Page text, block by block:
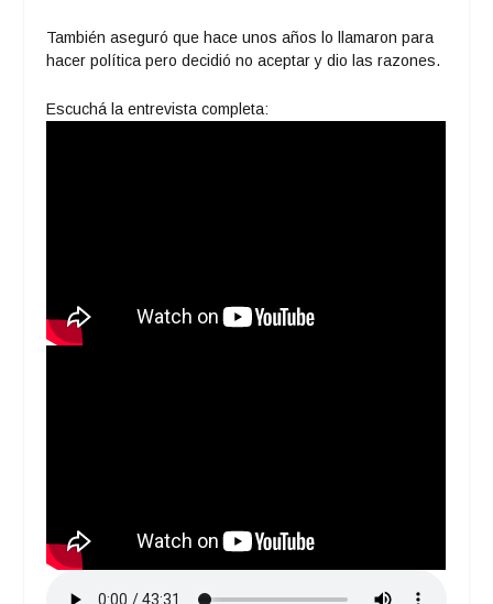
También aseguró que hace unos años lo llamaron para
hacer política pero decidió no aceptar y dio las razones.
Escuchá la entrevista completa: